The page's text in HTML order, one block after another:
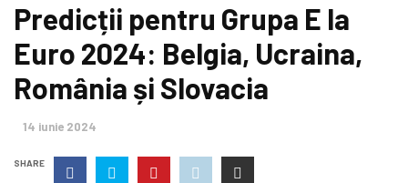
Predicții pentru Grupa E la
Euro 2024: Belgia, Ucraina,
România și Slovacia
14 iunie 2024
SHARE